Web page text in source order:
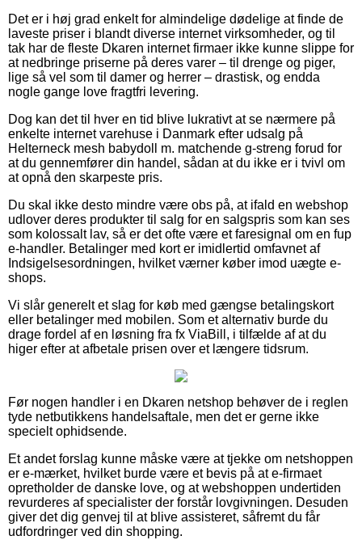
Det er i høj grad enkelt for almindelige dødelige at finde de
laveste priser i blandt diverse internet virksomheder, og til
tak har de fleste Dkaren internet firmaer ikke kunne slippe for
at nedbringe priserne på deres varer – til drenge og piger,
lige så vel som til damer og herrer – drastisk, og endda
nogle gange love fragtfri levering.
Dog kan det til hver en tid blive lukrativt at se nærmere på
enkelte internet varehuse i Danmark efter udsalg på
Helterneck mesh babydoll m. matchende g-streng forud for
at du gennemfører din handel, sådan at du ikke er i tvivl om
at opnå den skarpeste pris.
Du skal ikke desto mindre være obs på, at ifald en webshop
udlover deres produkter til salg for en salgspris som kan ses
som kolossalt lav, så er det ofte være et faresignal om en fup
e-handler. Betalinger med kort er imidlertid omfavnet af
Indsigelsesordningen, hvilket værner køber imod uægte e-
shops.
Vi slår generelt et slag for køb med gængse betalingskort
eller betalinger med mobilen. Som et alternativ burde du
drage fordel af en løsning fra fx ViaBill, i tilfælde af at du
higer efter at afbetale prisen over et længere tidsrum.
Før nogen handler i en Dkaren netshop behøver de i reglen
tyde netbutikkens handelsaftale, men det er gerne ikke
specielt ophidsende.
Et andet forslag kunne måske være at tjekke om netshoppen
er e-mærket, hvilket burde være et bevis på at e-firmaet
opretholder de danske love, og at webshoppen undertiden
revurderes af specialister der forstår lovgivningen. Desuden
giver det dig genvej til at blive assisteret, såfremt du får
udfordringer ved din shopping.